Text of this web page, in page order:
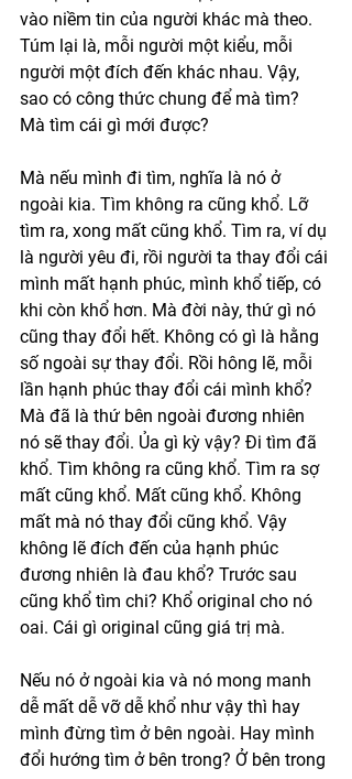
vào niềm tin của người khác mà theo.
Túm lại là, mỗi người một kiểu, mỗi
người một đích đến khác nhau. Vậy,
sao có công thức chung để mà tìm?
Mà tìm cái gì mới được?
Mà nếu mình đi tìm, nghĩa là nó ở
ngoài kia. Tìm không ra cũng khổ. Lỡ
tìm ra, xong mất cũng khổ. Tìm ra, ví dụ
là người yêu đi, rồi người ta thay đổi cái
mình mất hạnh phúc, mình khổ tiếp, có
khi còn khổ hơn. Mà đời này, thứ gì nó
cũng thay đổi hết. Không có gì là hằng
số ngoài sự thay đổi. Rồi hông lẽ, mỗi
lần hạnh phúc thay đổi cái mình khổ?
Mà đã là thứ bên ngoài đương nhiên
nó sẽ thay đổi. Ủa gì kỳ vậy? Đi tìm đã
khổ. Tìm không ra cũng khổ. Tìm ra sợ
mất cũng khổ. Mất cũng khổ. Không
mất mà nó thay đổi cũng khổ. Vậy
không lẽ đích đến của hạnh phúc
đương nhiên là đau khổ? Trước sau
cũng khổ tìm chi? Khổ original cho nó
oai. Cái gì original cũng giá trị mà.
Nếu nó ở ngoài kia và nó mong manh
dễ mất dễ vỡ dễ khổ như vậy thì hay
mình đừng tìm ở bên ngoài. Hay mình
đổi hướng tìm ở bên trong? Ở bên trong